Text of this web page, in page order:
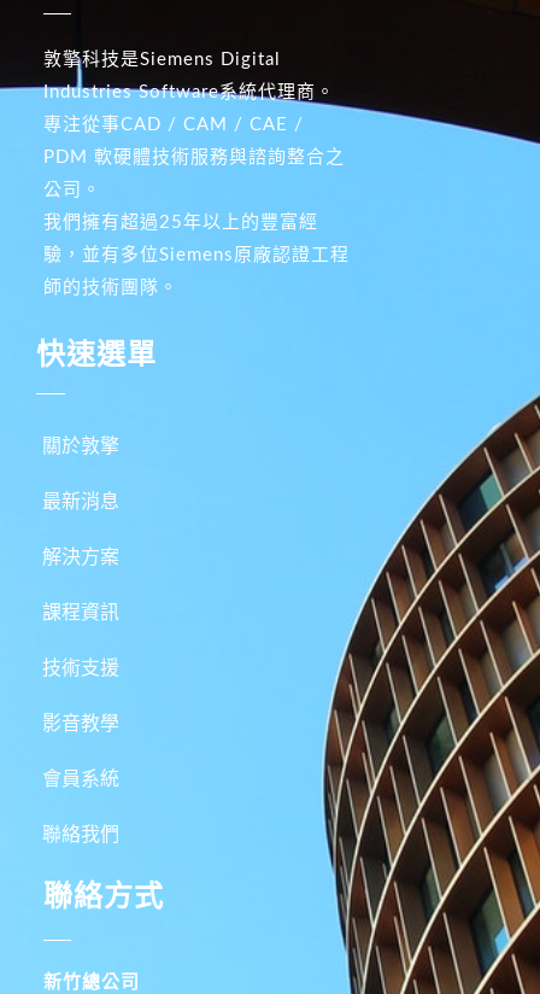
敦擎科技是Siemens Digital
Industries Software系統代理商。
專注從事CAD / CAM / CAE /
PDM 軟硬體技術服務與諮詢整合之
公司。
我們擁有超過25年以上的豐富經
驗，並有多位Siemens原廠認證工程
師的技術團隊。
快速選單
關於敦擎
最新消息
解決方案
課程資訊
技術支援
影音教學
會員系統
聯絡我們
聯絡方式
新竹總公司